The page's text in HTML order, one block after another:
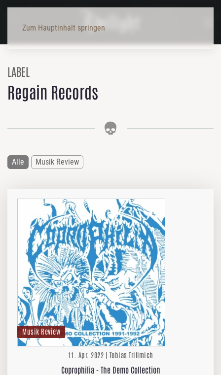
Zum Hauptinhalt springen
LABEL
Regain Records
Alle Musik Review
Musik Review
11. Apr. 2022 | Tobias Trillmich
Coprophilia - The Demo Collection